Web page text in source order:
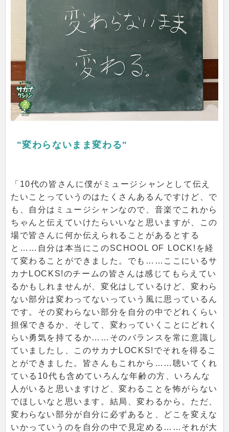
"変わらないまま変わる"
「10代の皆さんに僕がミュージシャンとして伝え
たいことっていうのはたくさんあるんですけど、で
も、自分はミュージシャンなので、音楽でこれから
ちゃんと伝えていけたらいいなと思いますが、この
場で皆さんに何か伝えられることがあるとする
と……自分は本当にこのSCHOOL OF LOCK!を経
て変わることができました。でも……ここにいるサ
カナLOCKS!のチームの皆さんは感じてもらえてい
るかもしれませんが、変化はしているけど、変わら
ない部分は変わってないっていう風に思っているん
です。その変わらない部分を自分の中でどれくらい
担保できるか、そして、変わっていくことにどれく
らい勇気を持てるか……そのバランスを常に意識し
ていましたし、このサカナLOCKS!でそれを得るこ
とができました。皆さんもこれから……聴いてくれ
ている10代も含めていろんな年齢の方、いろんな
人がいると思いますけど、変わることを怖がらない
でほしいなと思います。結局、変わるから。ただ、
変わらない部分が自分に必ずあると、どこを変えな
いかっていうのを自分の中で見定める……それが大